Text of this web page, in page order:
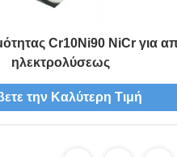
Cr10Ni90 NiCr για
ηλεκτρολύσεως
την Καλύτερη Τιμή